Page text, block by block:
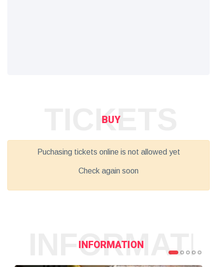
BUY
TICKETS
Puchasing tickets online is not allowed yet
Check again soon
INFORMATION